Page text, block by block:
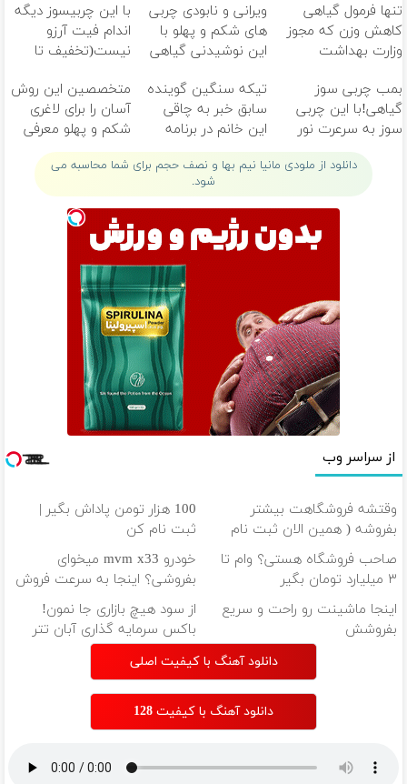
تنها فرمول گیاهی
کاهش وزن که مجوز
وزارت بهداشت
سفارش)
ویرانی و نابودی چربی
های شکم و پهلو با
این نوشیدنی گیاهی
با این چربیسوز دیگه
اندام فیت آرزو
نیست(تخفیف تا
بمب چربی سوز
گیاهی!با این چربی
سوز به سرعرت نور
بهداشت
تیکه سنگین گوینده
سابق خبر به چاقی
این خانم در برنامه
زنده😳ببین چیشد
متخصصین این روش
آسان را برای لاغری
شکم و پهلو معرفی
کردند
دانلود از ملودی مانیا نیم بها و نصف حجم برای شما محاسبه می
شود.
از سراسر وب
وقتشه فروشگاهت بیشتر
بفروشه ( همین الان ثبت نام
کن )
100 هزار تومن پاداش بگیر |
ثبت نام کن
صاحب فروشگاه هستی؟ وام تا
۳ میلیارد تومان بگیر
خودرو mvm x33 میخوای
بفروشی؟ اینجا به سرعت فروش
میره
اینجا ماشینت رو راحت و سریع
بفروشش
از سود هیچ بازاری جا نمون!
باکس سرمایه گذاری آبان تتر
دانلود آهنگ با کیفیت اصلی
دانلود آهنگ با کیفیت 128